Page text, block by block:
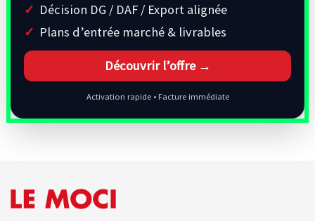
Décision DG / DAF / Export alignée
Plans d’entrée marché & livrables
Découvrir l’offre →
Activation rapide • Facture immédiate